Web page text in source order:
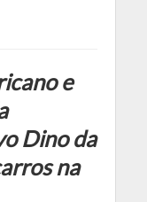
e
Dino da
na